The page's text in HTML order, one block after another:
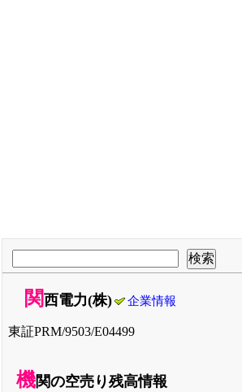
関西電力(株) 企業情報
東証PRM/9503/E04499
機関の空売り残高情報